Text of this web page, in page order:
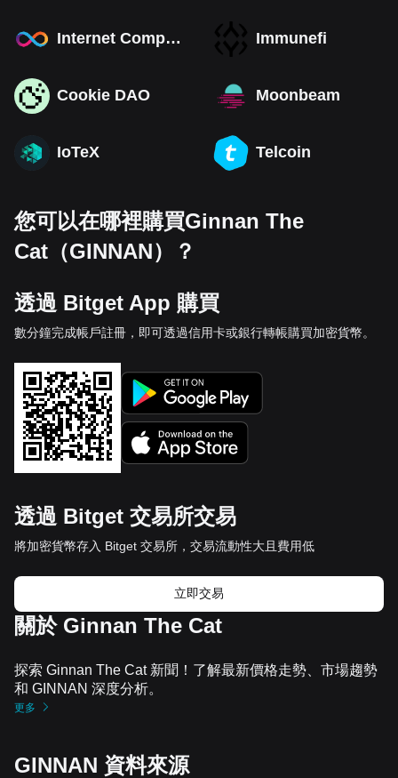
Internet Computer Immunefi
Cookie DAO Moonbeam
IoTeX Telcoin
您可以在哪裡購買Ginnan The
Cat（GINNAN）？
透過 Bitget App 購買
數分鐘完成帳戶註冊，即可透過信用卡或銀行轉帳購買加密貨幣。
透過 Bitget 交易所交易
將加密貨幣存入 Bitget 交易所，交易流動性大且費用低
立即交易
關於 Ginnan The Cat
探索 Ginnan The Cat 新聞！了解最新價格走勢、市場趨勢
和 GINNAN 深度分析。
更多
GINNAN 資料來源